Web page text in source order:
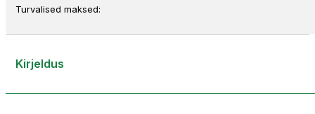
Turvalised maksed:
Kirjeldus